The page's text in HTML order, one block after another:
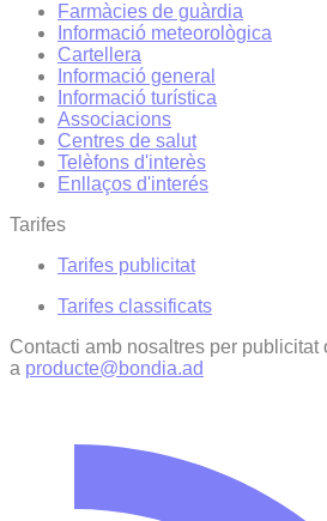
Farmàcies de guàrdia
Informació meteorològica
Cartellera
Informació general
Informació turística
Associacions
Centres de salut
Telèfons d'interès
Enllaços d'interés
Tarifes
Tarifes publicitat
Tarifes classificats
Contacti amb nosaltres per
a producte@bondia.ad